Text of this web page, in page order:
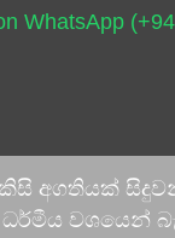
WhatsApp
අගතියක්
වශයෙන් බැඳී